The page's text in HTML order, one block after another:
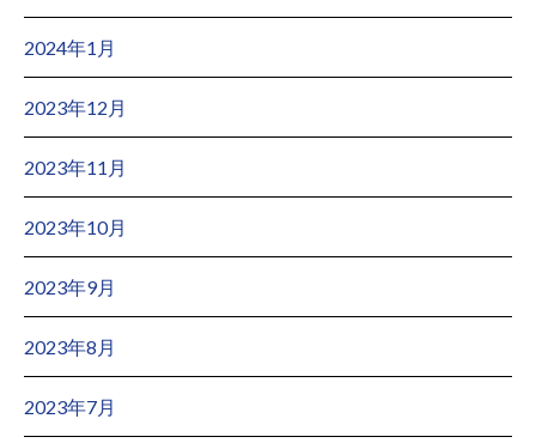
2024年1月
2023年12月
2023年11月
2023年10月
2023年9月
2023年8月
2023年7月